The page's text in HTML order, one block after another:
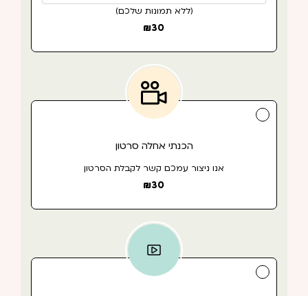
(ללא תמונות שלכם)
₪30
הכנתי אחלה סרטון
אנו ניצור עמכם קשר לקבלת הסרטון
₪30